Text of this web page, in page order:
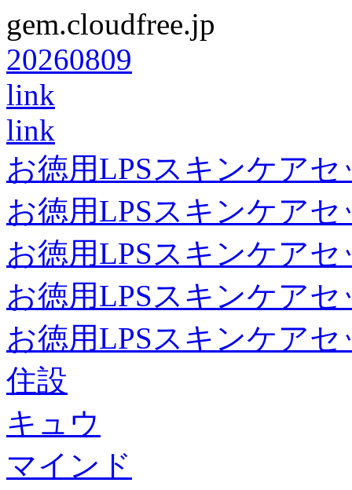
gem.cloudfree.jp
20260809
link
link
お徳用LPSスキンケアセ
お徳用LPSスキンケアセ
お徳用LPSスキンケアセ
お徳用LPSスキンケアセ
お徳用LPSスキンケアセ
住設
キュウ
マインド